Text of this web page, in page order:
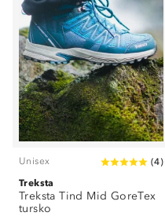
Unisex (4)
Treksta
Treksta Tind Mid GoreTex
tursko